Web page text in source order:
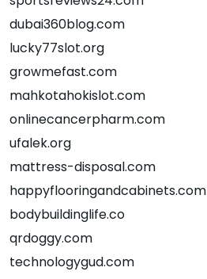
dubai360blog.com
lucky77slot.org
growmefast.com
mahkotahokislot.com
onlinecancerpharm.com
ufalek.org
mattress-disposal.com
happyflooringandcabinets.com
bodybuildinglife.co
qrdoggy.com
technologygud.com